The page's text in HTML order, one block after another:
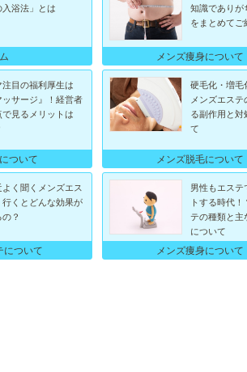
入浴法」とは
知識でありが
をまとめてご
メンズ痩身について
注目の福利厚生は
ッサージ』！経営者
で見るメリットは
ついて
硬毛化・増毛
メンズエステ
る副作用と
て
メンズ脱毛について
く聞くメンズエス
行くとどんな効果が
？
について
男性もエステ
トする時代
テの種類と主
について
メンズ痩身について